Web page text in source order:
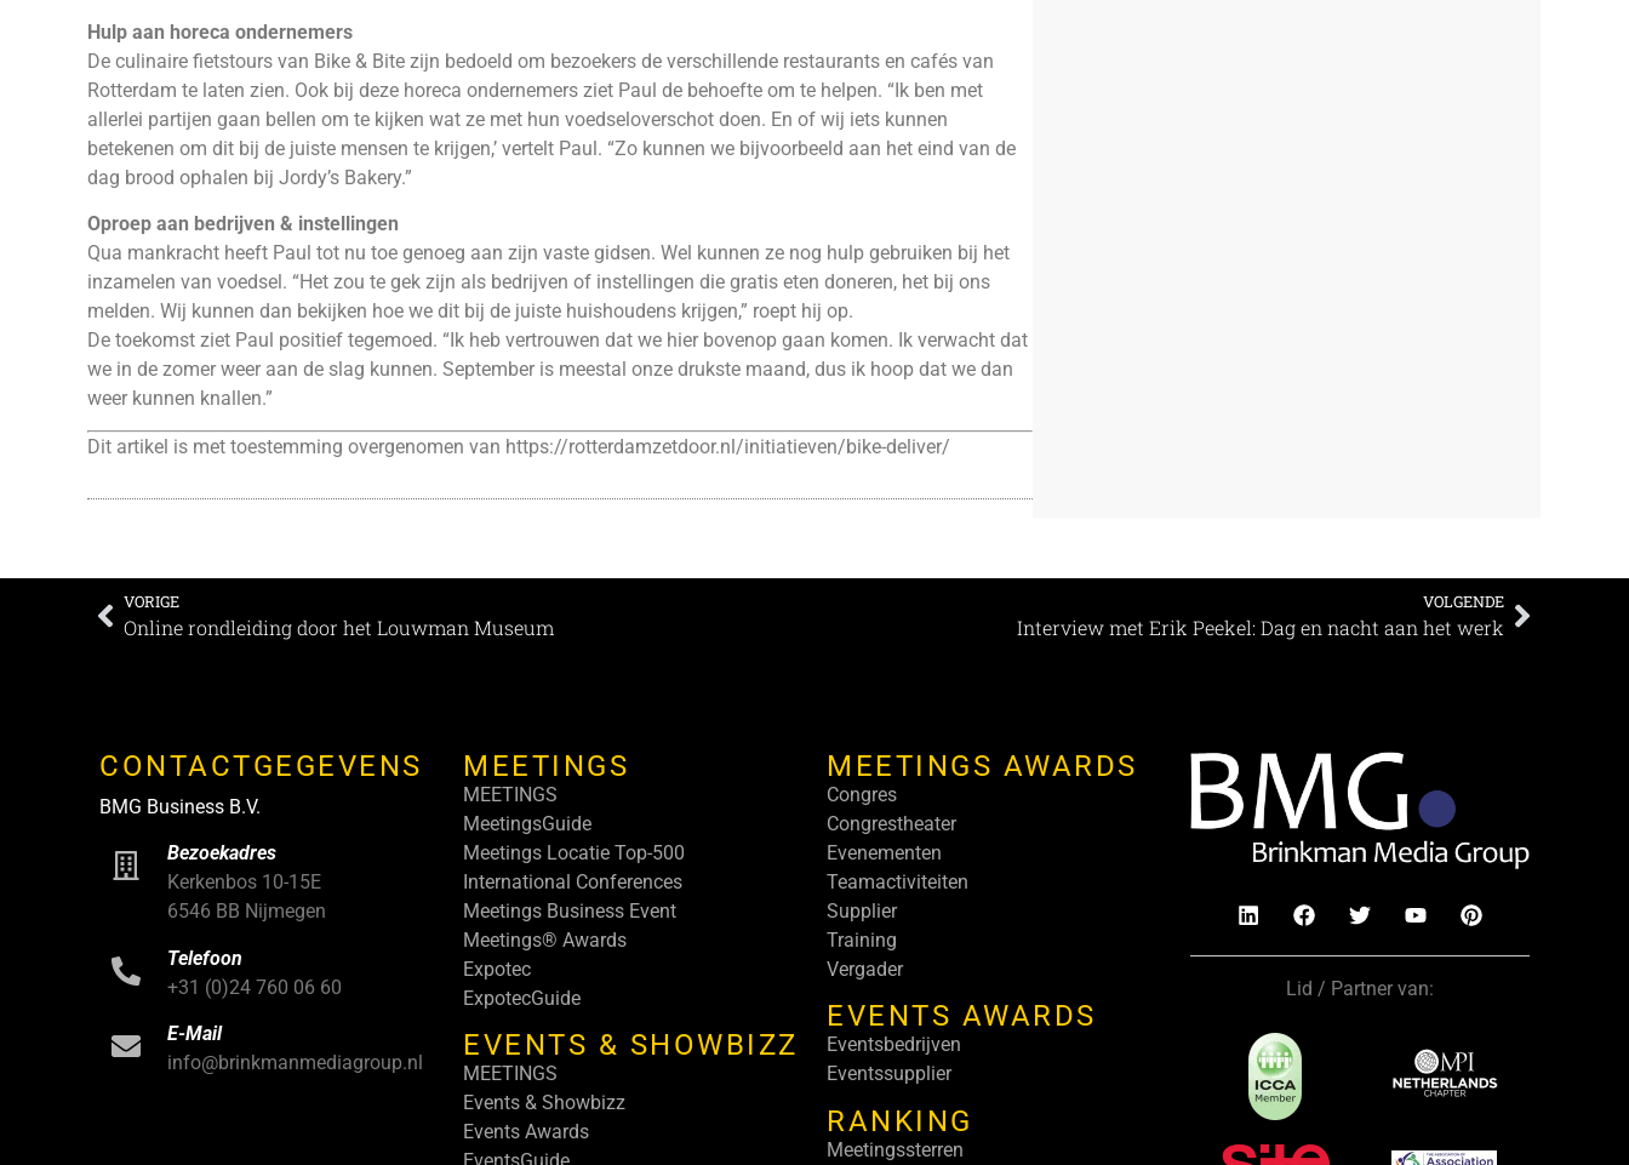
Hulp aan horeca ondernemers
De culinaire fietstours van Bike & Bite zijn bedoeld om bezoekers de verschillende restaurants en cafés van
Rotterdam te laten zien. Ook bij deze horeca ondernemers ziet Paul de behoefte om te helpen. “Ik ben met
allerlei partijen gaan bellen om te kijken wat ze met hun voedseloverschot doen. En of wij iets kunnen
betekenen om dit bij de juiste mensen te krijgen,’ vertelt Paul. “Zo kunnen we bijvoorbeeld aan het eind van de
dag brood ophalen bij Jordy’s Bakery.”
Oproep aan bedrijven & instellingen
Qua mankracht heeft Paul tot nu toe genoeg aan zijn vaste gidsen. Wel kunnen ze nog hulp gebruiken bij het
inzamelen van voedsel. “Het zou te gek zijn als bedrijven of instellingen die gratis eten doneren, het bij ons
melden. Wij kunnen dan bekijken hoe we dit bij de juiste huishoudens krijgen,” roept hij op.
De toekomst ziet Paul positief tegemoed. “Ik heb vertrouwen dat we hier bovenop gaan komen. Ik verwacht dat
we in de zomer weer aan de slag kunnen. September is meestal onze drukste maand, dus ik hoop dat we dan
weer kunnen knallen.”
Dit artikel is met toestemming overgenomen van https://rotterdamzetdoor.nl/initiatieven/bike-deliver/
VORIGE
Online rondleiding door het Louwman Museum
VOLGENDE
Interview met Erik Peekel: Dag en nacht aan het werk
CONTACTGEGEVENS
BMG Business B.V.
Bezoekadres
Kerkenbos 10-15E
6546 BB Nijmegen
Telefoon
+31 (0)24 760 06 60
E-Mail
info@brinkmanmediagroup.nl
MEETINGS
MEETINGS
MeetingsGuide
Meetings Locatie Top-500
International Conferences
Meetings Business Event
Meetings® Awards
Expotec
ExpotecGuide
EVENTS & SHOWBIZZ
MEETINGS
Events & Showbizz
Events Awards
MEETINGS AWARDS
Congres
Congrestheater
Evenementen
Teamactiviteiten
Supplier
Training
Vergader
EVENTS AWARDS
Eventsbedrijven
Eventssupplier
RANKING
Meetingssterren
Lid / Partner van: